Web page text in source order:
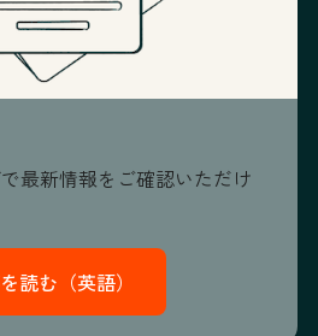
最新情報をご確認いただけ
読む（英語）